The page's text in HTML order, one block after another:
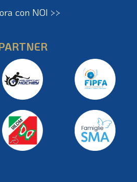
con NOI >>